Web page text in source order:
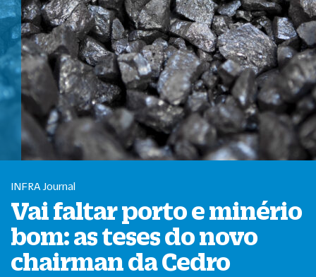
INFRA Journal
Vai faltar porto e minério
bom: as teses do novo
chairman da Cedro